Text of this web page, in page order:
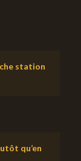
station
qu’en